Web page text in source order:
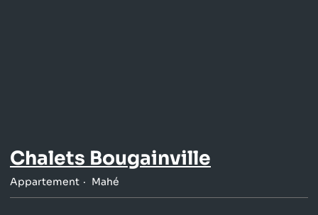
Chalets Bougainville
Appartement Mahé